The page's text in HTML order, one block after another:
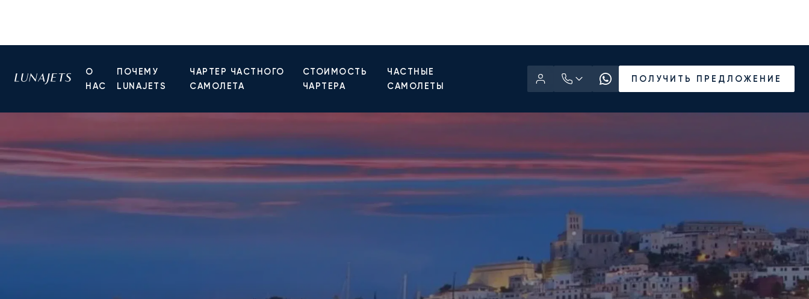
О
НАС
ПОЧЕМУ
LUNAJETS
ЧАРТЕР ЧАСТНОГО
САМОЛЕТА
СТОИМОСТЬ
ЧАРТЕРА
ЧАСТНЫЕ
САМОЛЕТЫ
ПОЛУЧИТЬ ПРЕДЛОЖЕНИЕ